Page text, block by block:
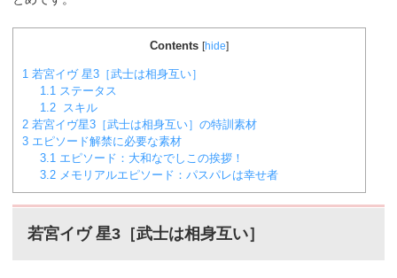
Contents [hide]
1 若宮イヴ 星3［武士は相身互い］
1.1 ステータス
1.2 スキル
2 若宮イヴ星3［武士は相身互い］の特訓素材
3 エピソード解禁に必要な素材
3.1 エピソード：大和なでしこの挨拶！
3.2 メモリアルエピソード：パスパレは幸せ者
若宮イヴ 星3［武士は相身互い］